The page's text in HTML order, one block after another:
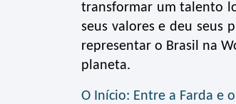
transformar um talento
seus valores e deu seus
representar o Brasil na
planeta.
O Início: Entre a Farda e